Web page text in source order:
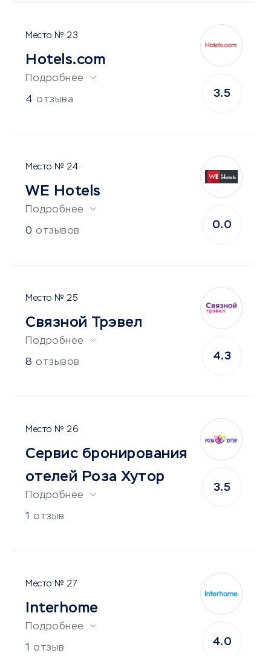
23
Hotels.com
Подробнее
4 отзыва
3.5
24
WE Hotels
Подробнее
0 отзывов
0.0
25
Связной Трэвел
Подробнее
8 отзывов
4.3
26
Сервис бронирования
отелей Роза Хутор
Подробнее
1 отзыв
3.5
27
Interhome
Подробнее
1 отзыв
4.0